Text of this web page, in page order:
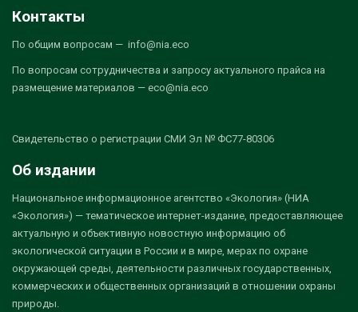
Контакты
По общим вопросам — info@nia.eco
По вопросам сотрудничества и запросу актуального прайса на
размещение материалов — eco@nia.eco
Свидетельство о регистрации СМИ Эл № ФС77-80306
Об издании
Национальное информационное агентство «Экология» (НИА
«Экология») — тематическое интернет-издание, предоставляющее
актуальную и объективную новостную информацию об
экологической ситуации в России и в мире, мерах по охране
окружающей среды, деятельности различных государственных,
коммерческих и общественных организаций в отношении охраны
природы.